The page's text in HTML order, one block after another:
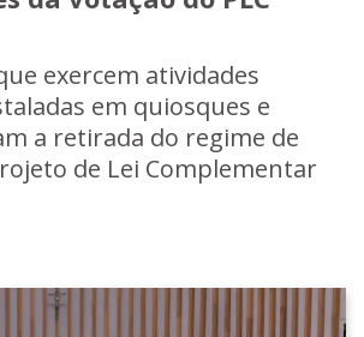
exercem atividades
em quiosques e
a retirada do regime de
de Lei Complementar